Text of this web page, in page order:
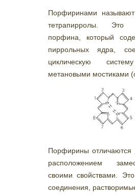
Порфиринами называют
тетрапирролы. Это
порфина, который
пиррольных ядра,
циклическую
метановыми мостиками
Порфирины отличаются
расположением
своими свойствами.
соединения,